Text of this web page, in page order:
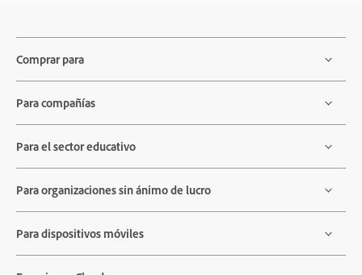
Comprar para
Para compañías
Para el sector educativo
Para organizaciones sin ánimo de lucro
Para dispositivos móviles